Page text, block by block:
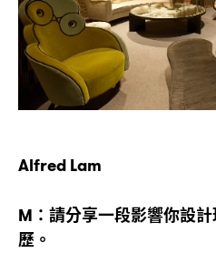
Alfred Lam
M： 請分享一段影響你設
歷。